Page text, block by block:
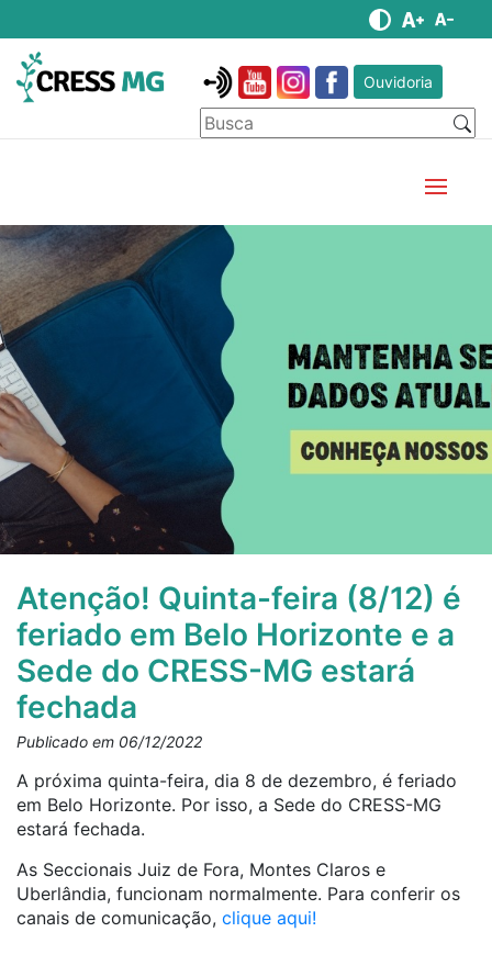
Ouvidoria
Atenção! Quinta-feira (8/12) é
feriado em Belo Horizonte e a
Sede do CRESS-MG estará
fechada
Publicado em 06/12/2022
A próxima quinta-feira, dia 8 de dezembro, é feriado
em Belo Horizonte. Por isso, a Sede do CRESS-MG
estará fechada.
As Seccionais Juiz de Fora, Montes Claros e
Uberlândia, funcionam normalmente. Para conferir os
canais de comunicação, clique aqui!